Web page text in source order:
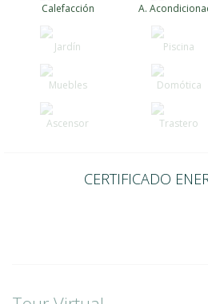
Calefacción A.
Jardín Piscina
Muebles Domótica
Ascensor Trastero
CERTIFICADO